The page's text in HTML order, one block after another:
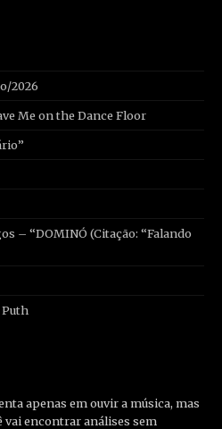
2026
Me on the Dance Floor
– “DOMINÓ (Citação: “Falando
apenas em ouvir a música, mas
vai encontrar análises sem